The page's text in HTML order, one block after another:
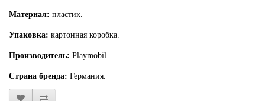
Материал: пластик.
Упаковка: картонная коробка.
Производитель: Playmobil.
Страна бренда: Германия.